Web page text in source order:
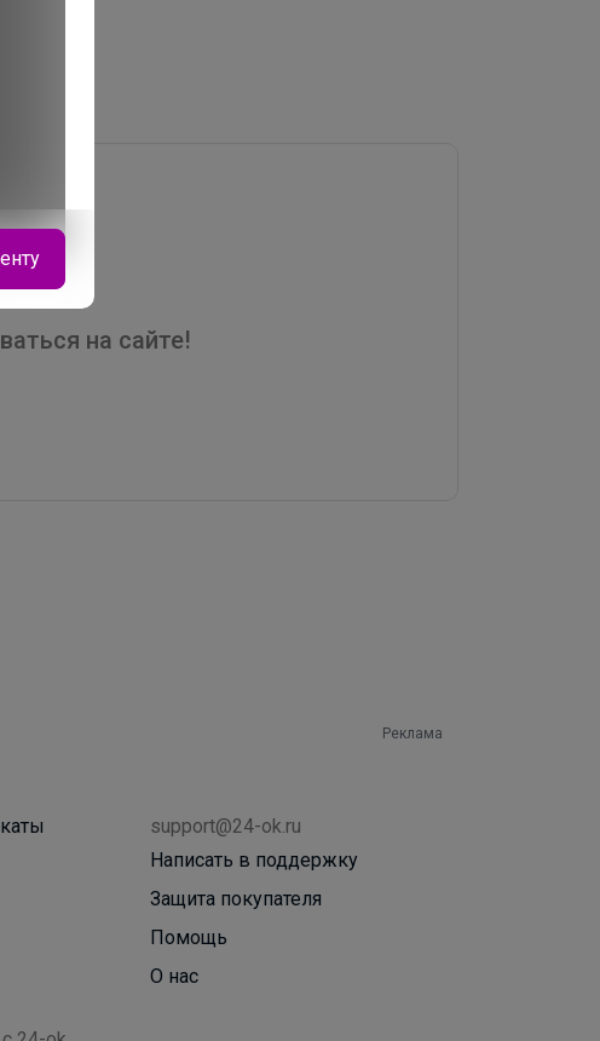
на сайте!
Реклама
support@24-ok.ru
Написать в поддержку
Защита покупателя
Помощь
О нас